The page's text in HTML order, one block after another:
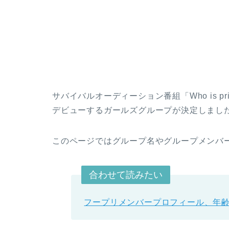
サバイバルオーディーション番組「Who is
デビューするガールズグループが決定しまし
このページではグループ名やグループメンバ
合わせて読みたい
フープリメンバープロフィール、年